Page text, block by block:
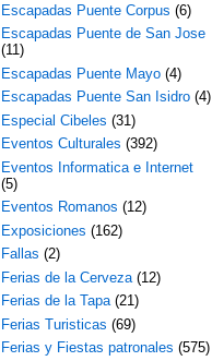
Escapadas Puente Corpus (6)
Escapadas Puente de San Jose
(11)
Escapadas Puente Mayo (4)
Escapadas Puente San Isidro (4)
Especial Cibeles (31)
Eventos Culturales (392)
Eventos Informatica e Internet
(5)
Eventos Romanos (12)
Exposiciones (162)
Fallas (2)
Ferias de la Cerveza (12)
Ferias de la Tapa (21)
Ferias Turisticas (69)
Ferias y Fiestas patronales (575)